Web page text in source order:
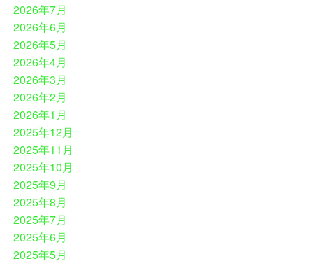
2026年7月
2026年6月
2026年5月
2026年4月
2026年3月
2026年2月
2026年1月
2025年12月
2025年11月
2025年10月
2025年9月
2025年8月
2025年7月
2025年6月
2025年5月